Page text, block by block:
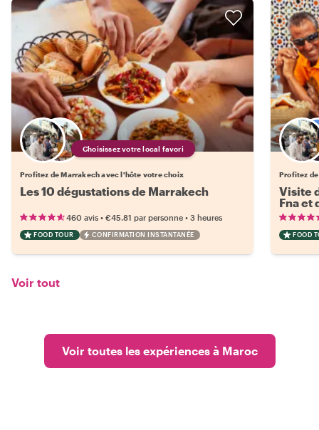
Choisissez votre local favori
Profitez de Marrakech avec l'hôte votre choix
Les 10 dégustations de Marrakech
460 avis • €45.81 par personne • 3 heures
FOOD TOUR CONFIRMATION INSTANTANÉE
Profitez
Visite
Fna et
FOOD
Voir tout
Voir toutes les expériences à Maroc